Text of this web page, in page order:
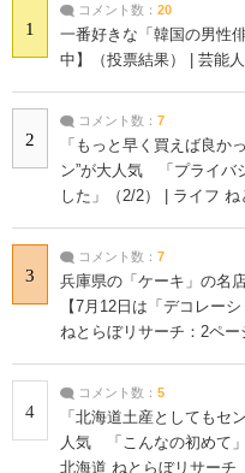
1
コメント数： 20
一番好きな「韓国の男性
中】（投票結果） | 芸能
2
コメント数： 7
「もっと早く買えば良
ン”が大人気 「プライバ
した」（2/2） | ライフ
3
コメント数： 7
兵庫県の「ケーキ」の名
【7月12日は「デコレー
ねとらぼリサーチ：2ペー
4
コメント数： 5
「北海道土産としてもセ
人気 「こんなの初めて
北海道 ねとらぼリサーチ